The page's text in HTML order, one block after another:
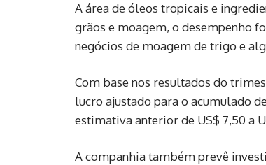
A área de óleos tropicais e
grãos e moagem, o desempenho
negócios de moagem de trigo e
Com base nos resultados do
lucro ajustado para o acumulado
estimativa anterior de US$ 7,50 a
A companhia também prevê